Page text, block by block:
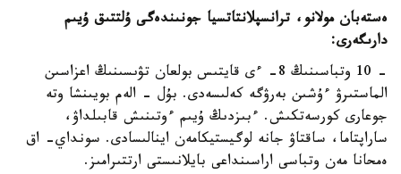
ەستەبان مولانو، ترانسپلانتاتسيا جونىندەگى ۇلتتىق ۇيىم
دارىگەرى:
- 10 وتباسىنىڭ 8- ءى قايتىس بولعان تۋىسىنىڭ اعزاسىن
الماستىرۋ ءۇشىن بەرۋگە كەلىسەدى. بۇل - الەم بويىنشا وتە
جوعارى كورسەتكىش. ءبىزدىڭ ۇيىم ءوتىنىش قابىلداۋ،
ساراپتاما، ساقتاۋ جانە لوگيستيكامەن اينالىسادى. سونداي- اق
ەمحانا مەن وتباسى اراسىنداعى بايلانىستى ارتتىرامىز.